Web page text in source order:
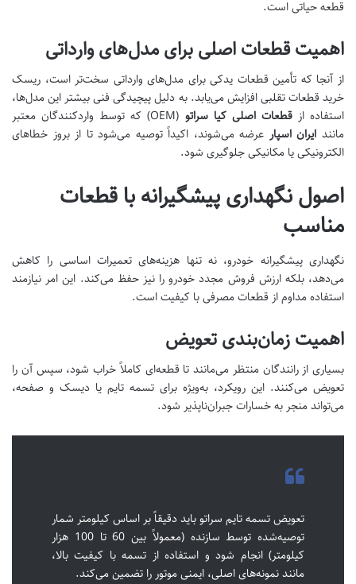
قطعه حیاتی است.
اهمیت قطعات اصلی برای مدل‌های وارداتی
از آنجا که تأمین قطعات یدکی برای مدل‌های وارداتی سخت‌تر است، ریسک
خرید قطعات تقلبی افزایش می‌یابد. به دلیل پیچیدگی فنی بیشتر این مدل‌ها،
استفاده ازقطعات اصلی کیا سراتو
(OEM) که توسط واردکنندگان معتبر
مانند ایران اسپار عرضه می‌شوند، اکیداً توصیه می‌شود تا از بروز خطاهای
الکترونیکی یا مکانیکی جلوگیری شود.
اصول نگهداری پیشگیرانه با قطعات
مناسب
نگهداری پیشگیرانه خودرو، نه تنها هزینه‌های تعمیرات اساسی را کاهش
می‌دهد، بلکه ارزش فروش مجدد خودرو را نیز حفظ می‌کند. این امر نیازمند
استفاده مداوم از قطعات مصرفی با کیفیت است.
اهمیت زمان‌بندی تعویض
بسیاری از رانندگان منتظر می‌مانند تا قطعه‌ای کاملاً خراب شود، سپس آن را
تعویض می‌کنند. این رویکرد، به‌ویژه برای تسمه تایم یا دیسک و صفحه،
می‌تواند منجر به خسارات جبران‌ناپذیر شود.
تعویض تسمه تایم سراتو باید دقیقاً بر اساس کیلومتر شمار
توصیه‌شده توسط سازنده (معمولاً بین 60 تا 100 هزار
کیلومتر) انجام شود و استفاده از تسمه با کیفیت بالا،
مانند نمونه‌های اصلی، ایمنی موتور را تضمین می‌کند.